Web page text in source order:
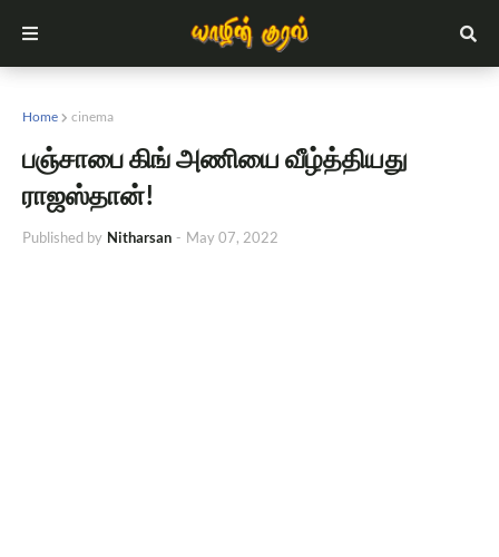
Home cinema
பஞ்சாபை கிங் அணியை வீழ்த்தியது
ராஜஸ்தான்!
Published by Nitharsan - May 07, 2022